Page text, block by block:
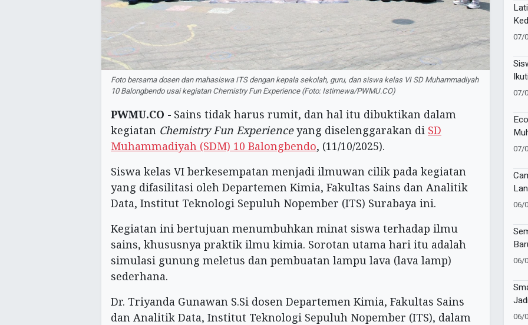
Foto bersama dosen dan mahasiswa ITS dengan kepala sekolah, guru, dan siswa kelas VI SD Muhammadiyah
10 Balongbendo usai kegiatan Chemistry Fun Experience (Foto: Istimewa/PWMU.CO)
PWMU.CO - Sains tidak harus rumit, dan hal itu dibuktikan dalam
kegiatan Chemistry Fun Experienceyang diselenggarakan di SD
Muhammadiyah (SDM) 10 Balongbendo, (11/10/2025).
Siswa kelas VI berkesempatan menjadi ilmuwan cilik pada kegiatan
yang difasilitasi oleh Departemen Kimia, Fakultas Sains dan Analitik
Data, Institut Teknologi Sepuluh Nopember (ITS) Surabaya ini.
Kegiatan ini bertujuan menumbuhkan minat siswa terhadap ilmu
sains, khususnya praktik ilmu kimia. Sorotan utama hari itu adalah
simulasi gunung meletus dan pembuatan lampu lava (lava lamp)
sederhana.
Dr. Triyanda Gunawan S.Si dosen Departemen Kimia, Fakultas Sains
dan Analitik Data, Institut Teknologi Sepuluh Nopember (ITS), dalam
07/
07/
07/
06/
06/
06/